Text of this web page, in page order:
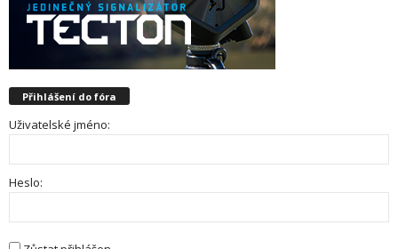
Přihlášení do fóra
Uživatelské jméno:
Heslo: